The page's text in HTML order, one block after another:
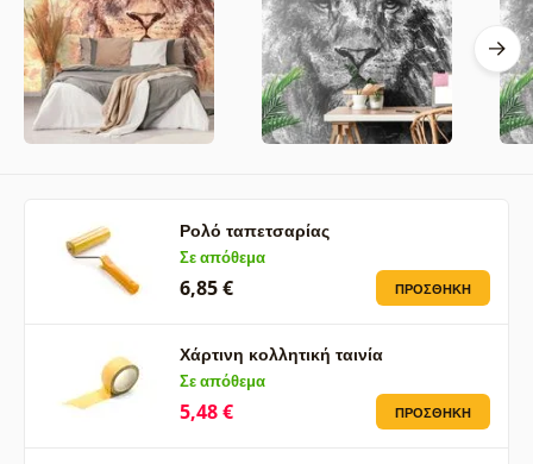
Ρολό ταπετσαρίας
Σε απόθεμα
6,85 € ΠΡΟΣΘΉΚΗ
Χάρτινη κολλητική ταινία
Σε απόθεμα
5,48 € ΠΡΟΣΘΉΚΗ